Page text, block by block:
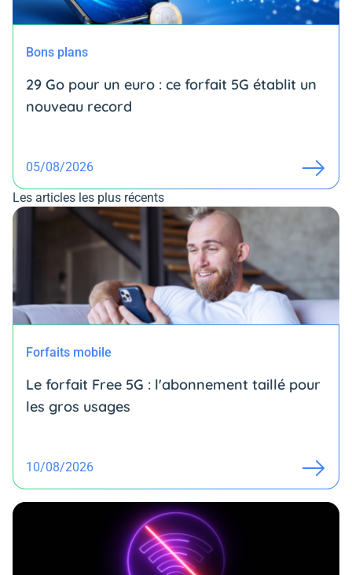
Bons plans
29 Go pour un euro : ce forfait 5G établit un
nouveau record
05/08/2026
Les articles les plus récents
Forfaits mobile
Le forfait Free 5G : l'abonnement taillé pour
les gros usages
10/08/2026